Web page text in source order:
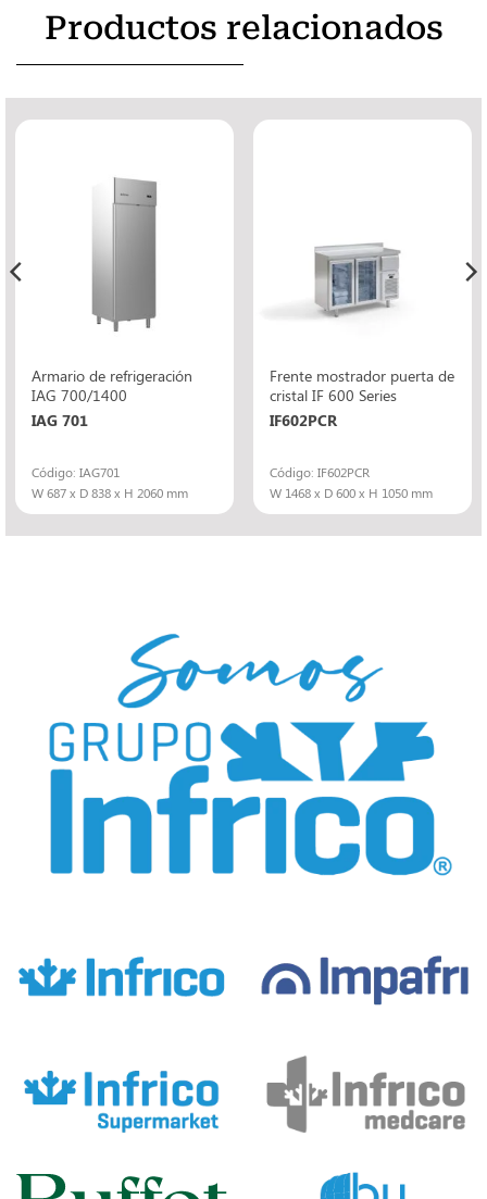
Productos relacionados
Armario de refrigeración
IAG 700/1400
IAG 701
Código: IAG701
W 687 x D 838 x H 2060 mm
Frente mostrador puerta de
cristal IF 600 Series
IF602PCR
Código: IF602PCR
W 1468 x D 600 x H 1050 mm